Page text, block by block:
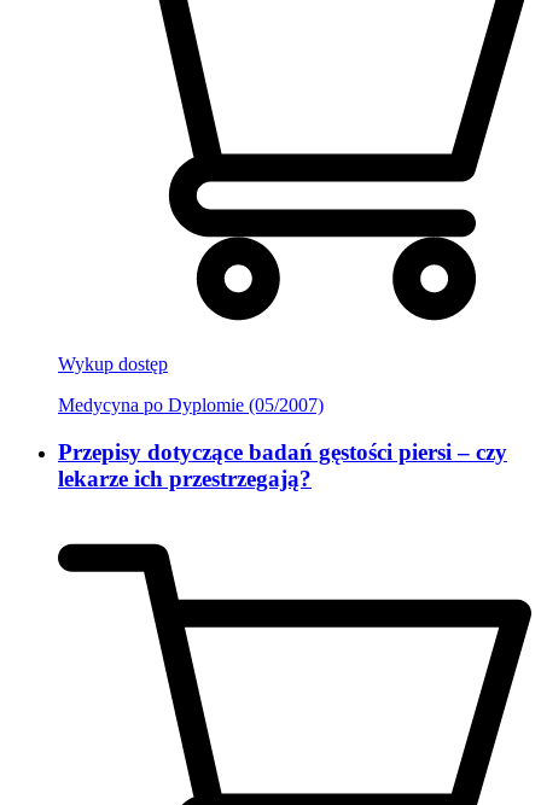
Wykup dostęp
Medycyna po Dyplomie (05/2007)
Przepisy dotyczące badań gęstości piersi – czy
lekarze ich przestrzegają?